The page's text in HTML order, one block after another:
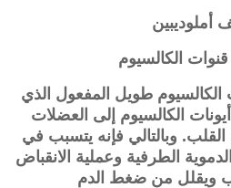
أملوديبين
الكالسيوم
الكالسيوم طويل المفعول الذي
الكالسيوم إلى العضلات
القلب. وبالتالي فإنه يتسبب في
الطرفية وعملية الانقباض
ويقلل من ضغط الدم